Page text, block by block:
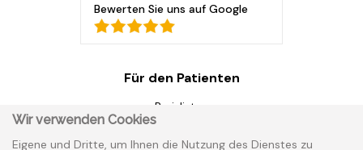
Bewerten Sie uns auf Google
Für den Patienten
Preislisten
Wir verwenden Cookies
Eigene und Dritte, um Ihnen die Nutzung des Dienstes zu